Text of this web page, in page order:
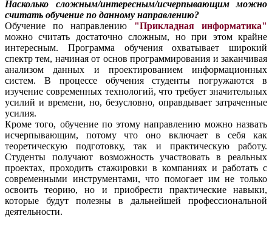
Насколько сложным/интересным/исчерпывающим можно
считать обучение по данному направлению?
Обучение по направлению "Прикладная информатика"
можно считать достаточно сложным, но при этом крайне
интересным. Программа обучения охватывает широкий
спектр тем, начиная от основ программирования и заканчивая
анализом данных и проектированием информационных
систем. В процессе обучения студенты погружаются в
изучение современных технологий, что требует значительных
усилий и времени, но, безусловно, оправдывает затраченные
усилия.
Кроме того, обучение по этому направлению можно назвать
исчерпывающим, потому что оно включает в себя как
теоретическую подготовку, так и практическую работу.
Студенты получают возможность участвовать в реальных
проектах, проходить стажировки в компаниях и работать с
современными инструментами, что помогает им не только
освоить теорию, но и приобрести практические навыки,
которые будут полезны в дальнейшей профессиональной
деятельности.